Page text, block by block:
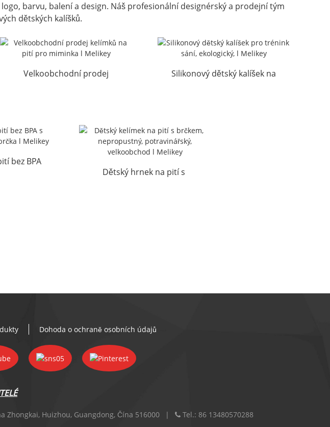
barvu, balení a design. Náš profesionální designérský a prodejní tým
dětských kalíšků.
Velkoobchodní prodej
Silikonový dětský kalíšek na
bez BPA
Dětský hrnek na pití s ​​
Dohoda o ochraně osobních údajů
Zhongkai, Huizhou, Guangdong, Čína 516000 Tel.: 86 13480570288